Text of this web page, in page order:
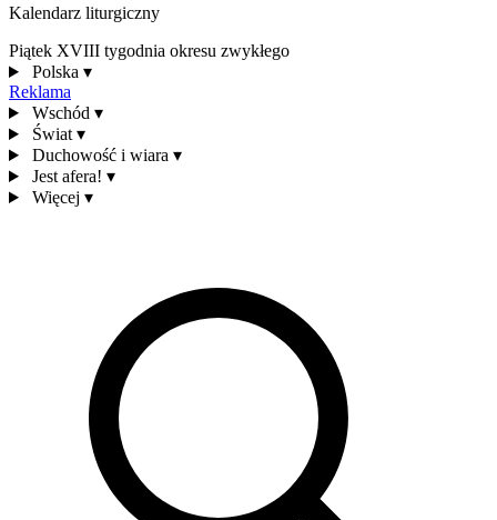
Kalendarz liturgiczny
Piątek XVIII tygodnia okresu zwykłego
Polska ▾
Reklama
Wschód ▾
Świat ▾
Duchowość i wiara ▾
Jest afera! ▾
Więcej ▾